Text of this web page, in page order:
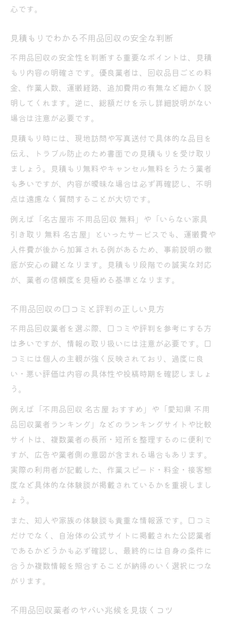
心です。
見積もりでわかる不用品回収の安全な判断
不用品回収の安全性を判断する重要なポイントは、見積
もり内容の明確さです。優良業者は、回収品目ごとの料
金、作業人数、運搬経路、追加費用の有無など細かく説
明してくれます。逆に、総額だけを示し詳細説明がない
場合は注意が必要です。
見積もり時には、現地訪問や写真送付で具体的な品目を
伝え、トラブル防止のため書面での見積もりを受け取り
ましょう。見積もり無料やキャンセル無料をうたう業者
も多いですが、内容が曖昧な場合は必ず再確認し、不明
点は遠慮なく質問することが大切です。
例えば「名古屋市 不用品回収 無料」や「いらない家具
引き取り 無料 名古屋」といったサービスでも、運搬費や
人件費が後から加算される例があるため、事前説明の徹
底が安心の鍵となります。見積もり段階での誠実な対応
が、業者の信頼度を見極める基準となります。
不用品回収の口コミと評判の正しい見方
不用品回収業者を選ぶ際、口コミや評判を参考にする方
は多いですが、情報の取り扱いには注意が必要です。口
コミには個人の主観が強く反映されており、過度に良
い・悪い評価は内容の具体性や投稿時期を確認しましょ
う。
例えば「不用品回収 名古屋 おすすめ」や「愛知県 不用
品回収業者ランキング」などのランキングサイトや比較
サイトは、複数業者の長所・短所を整理するのに便利で
すが、広告や業者側の意図が含まれる場合もあります。
実際の利用者が記載した、作業スピード・料金・接客態
度など具体的な体験談が掲載されているかを重視しまし
ょう。
また、知人や家族の体験談も貴重な情報源です。口コミ
だけでなく、自治体の公式サイトに掲載された公認業者
であるかどうかも必ず確認し、最終的には自身の条件に
合うか複数情報を照合することが納得のいく選択につな
がります。
不用品回収業者のヤバい兆候を見抜くコツ